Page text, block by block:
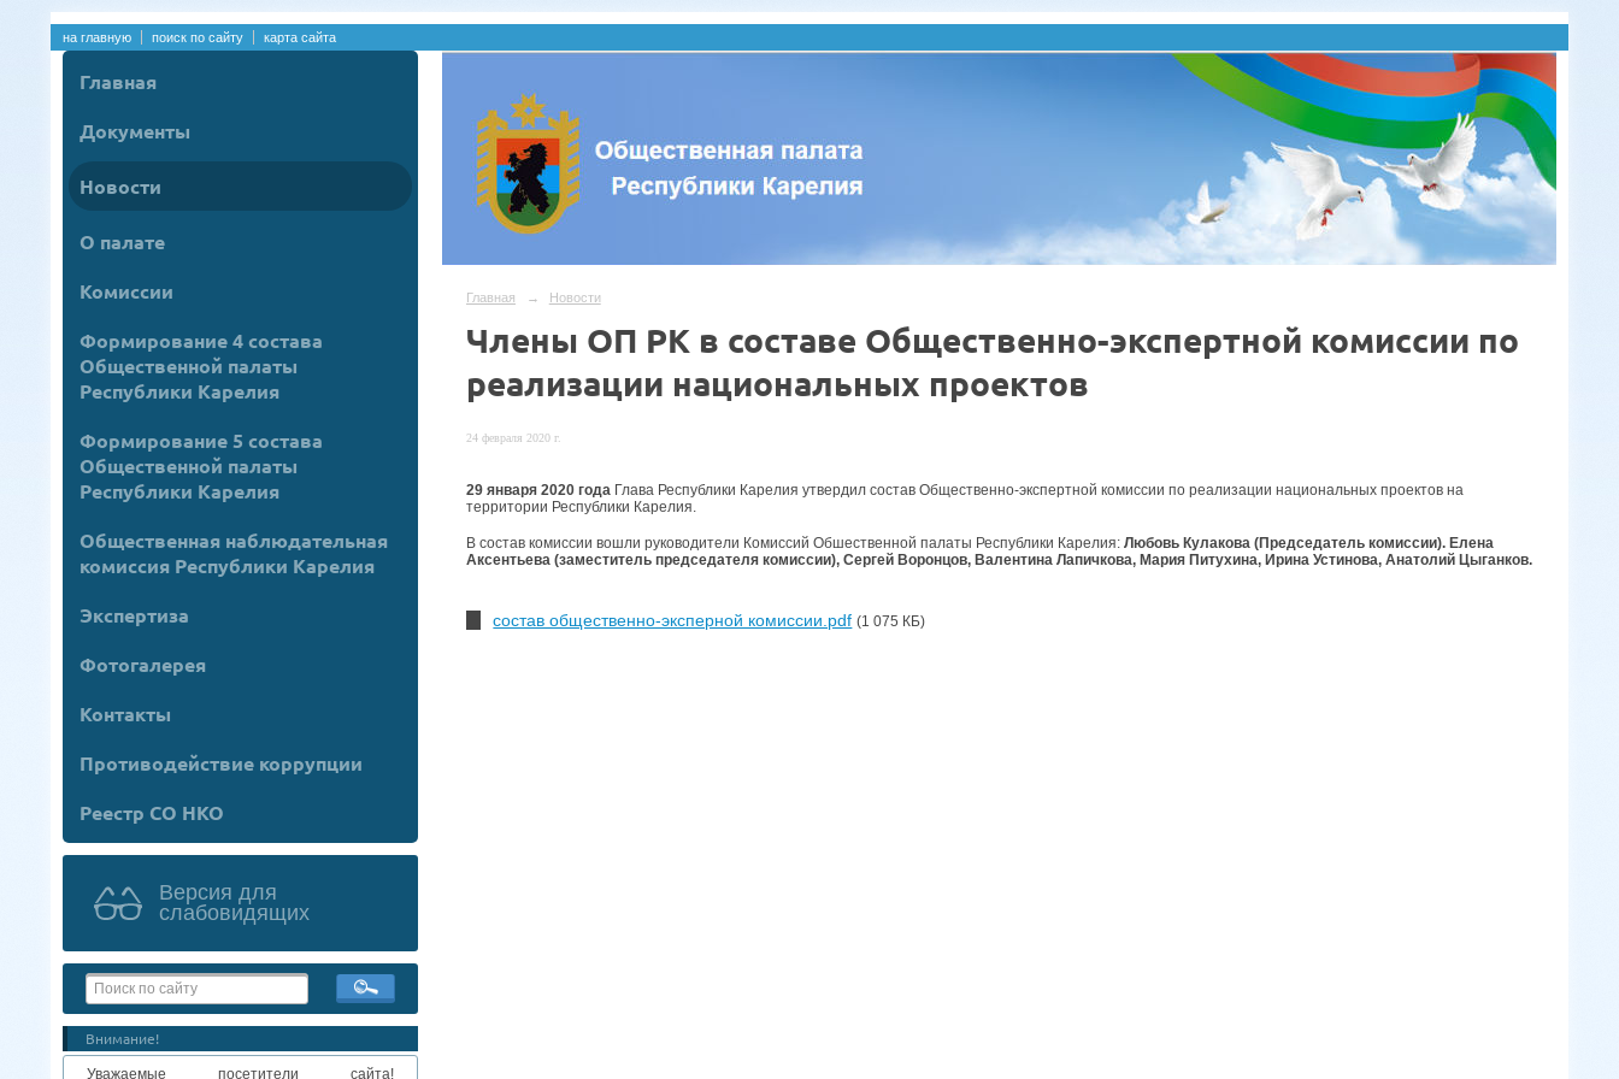
на главную поиск по сайту карта сайта
Главная
Документы
Новости
О палате
Комиссии
Формирование 4 состава
Общественной палаты
Республики Карелия
Формирование 5 состава
Общественной палаты
Республики Карелия
Общественная наблюдательная
комиссия Республики Карелия
Экспертиза
Фотогалерея
Контакты
Противодействие коррупции
Реестр СО НКО
Версия для
слабовидящих
Внимание!
Уважаемые посетители сайта!
Главная → Новости
Члены ОП РК в составе Общественно-экспертной комиссии по
реализации национальных проектов
24 февраля 2020 г.
29 января 2020 года Глава Республики Карелия утвердил состав Общественно-экспертной комиссии по реализации национальных проектов на
территории Республики Карелия.
В состав комиссии вошли руководители Комиссий Обшественной палаты Республики Карелия: Любовь Кулакова (Председатель комиссии). Елена
Аксентьева (заместитель председателя комиссии), Сергей Воронцов, Валентина Лапичкова, Мария Питухина, Ирина Устинова, Анатолий Цыганков.
состав общественно-эксперной комиссии.pdf (1 075 КБ)